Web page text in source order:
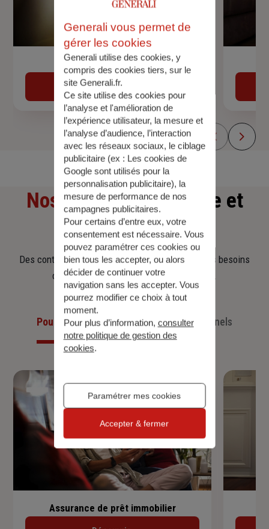
Devis assurance auto
Obtenir une estimation
Nos offresd'assurance et
d'épargne
Des contrats clairs et flexibles pour sécuriser vos besoins
d’aujourd’hui et anticiper ceux de demain.
Pour les particuliersPour les professionnels
Assurance de prêt immobilier
Generali vous permet de
gérer les cookies
Generali utilise des cookies, y
compris des cookies tiers, sur le
site Generali.fr.
Ce site utilise des cookies pour
l’analyse et l'amélioration de
l’expérience utilisateur, la mesure et
l’analyse d’audience, l’interaction
avec les réseaux sociaux, le ciblage
publicitaire (ex : Les cookies de
Google sont utilisés pour la
personnalisation publicitaire), la
mesure de performance de nos
campagnes publicitaires.
Pour certains d’entre eux, votre
consentement est nécessaire. Vous
pouvez paramétrer ces cookies ou
bien tous les accepter, ou alors
décider de continuer votre
navigation sans les accepter. Vous
pourrez modifier ce choix à tout
moment.
Pour plus d’information, consulter
notre politique de gestion des
cookies.
Paramétrer mes cookies
Accepter & fermer